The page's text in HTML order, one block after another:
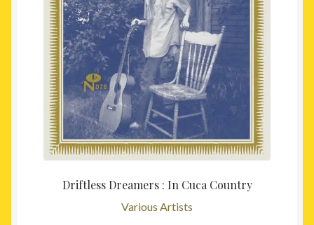
Driftless Dreamers : In Cuca Country
Various Artists